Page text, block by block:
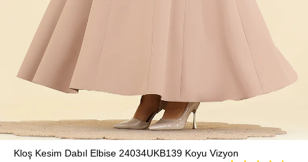
Kloş Kesim Dabıl Elbise 24034UKB139 Koyu Vizyon